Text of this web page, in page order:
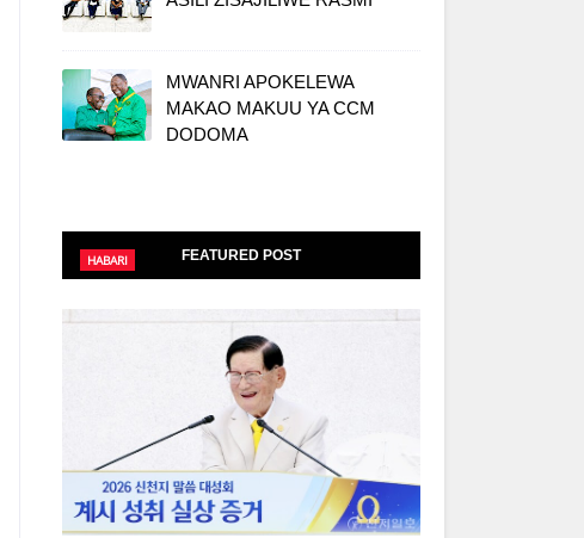
MWANRI APOKELEWA
MAKAO MAKUU YA CCM
DODOMA
FEATURED POST
HABARI